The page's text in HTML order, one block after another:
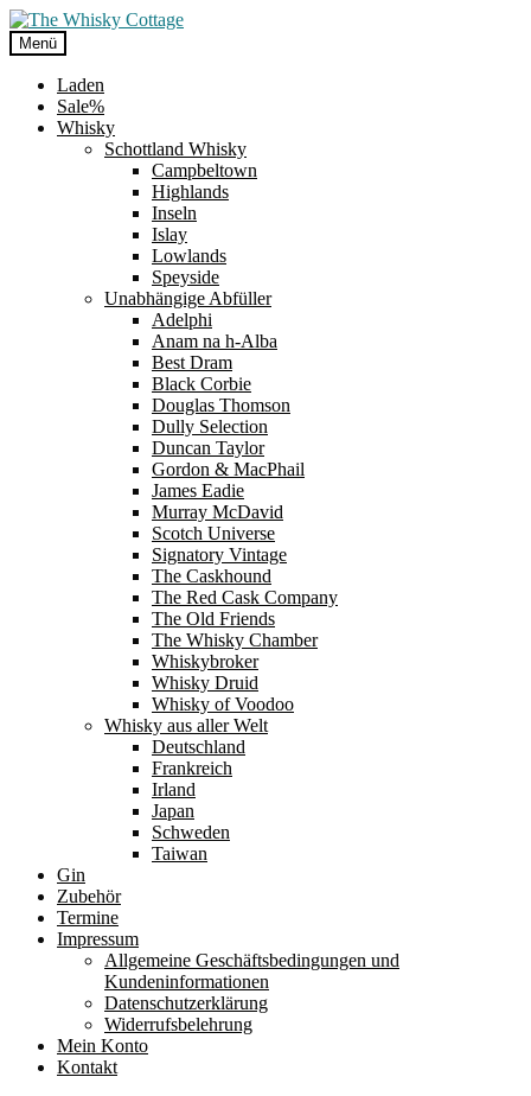
Zur
Navigation
springen
Zum
Inhalt
springen
Menü
Laden
Sale%
Whisky
Schottland Whisky
Campbeltown
Highlands
Inseln
Islay
Lowlands
Speyside
Unabhängige Abfüller
Adelphi
Anam na h-Alba
Best Dram
Black Corbie
Douglas Thomson
Dully Selection
Duncan Taylor
Gordon & MacPhail
James Eadie
Murray McDavid
Scotch Universe
Signatory Vintage
The Caskhound
The Red Cask Company
The Old Friends
The Whisky Chamber
Whiskybroker
Whisky Druid
Whisky of Voodoo
Whisky aus aller Welt
Deutschland
Frankreich
Irland
Japan
Schweden
Taiwan
Gin
Zubehör
Termine
Impressum
Allgemeine Geschäftsbedingungen und
Kundeninformationen
Datenschutzerklärung
Widerrufsbelehrung
Mein Konto
Kontakt